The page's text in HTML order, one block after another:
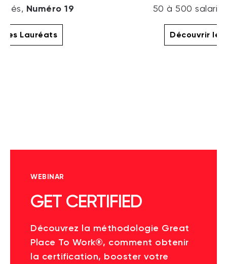
Numéro 19
les Lauréats
50 à 500
Découvrir
WEBINAR
GET CERTIFIED
Découvrez la méthodologie Great
Place To Work®, comment obtenir
la certification, booster votre